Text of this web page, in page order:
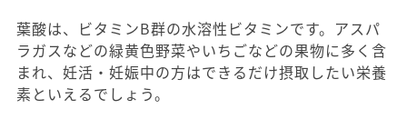
葉酸は、ビタミンB群の水溶性ビタミンです。アスパ
ラガスなどの緑黄色野菜やいちごなどの果物に多く含
まれ、妊活・妊娠中の方はできるだけ摂取したい栄養
素といえるでしょう。